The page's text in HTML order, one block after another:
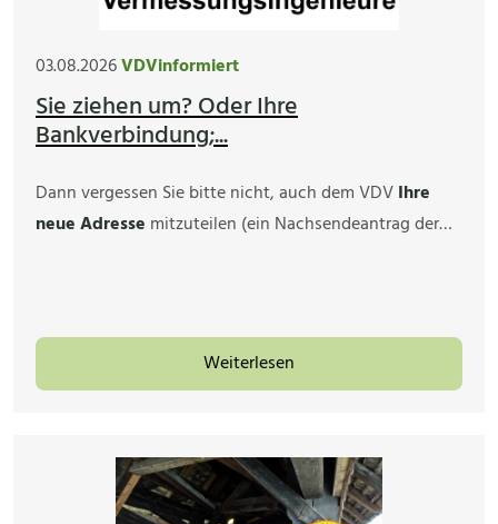
03.08.2026VDVinformiert
Sie ziehen um? Oder Ihre
Bankverbindung;...
Dann vergessen Sie bitte nicht, auch dem VDVIhre
neue Adresse mitzuteilen (ein Nachsendeantrag der…
Weiterlesen